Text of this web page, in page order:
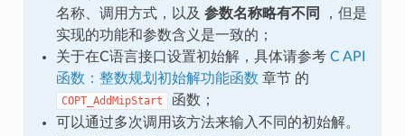
名称、调用方式，以及 参数名称略有不同
，但是
实现的功能和参数含义是一致的；
关于在C语言接口设置初始解，具体请参考 C API
函数：整数规划初始解功能函数 章节 的
COPT_AddMipStart
函数；
可以通过多次调用该方法来输入不同的初始解。